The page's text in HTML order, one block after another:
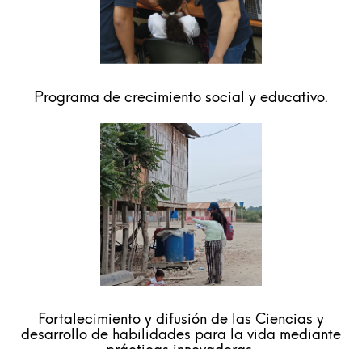
Programa de crecimiento social y educativo.
Fortalecimiento y difusión de las Ciencias y
desarrollo de habilidades para la vida mediante